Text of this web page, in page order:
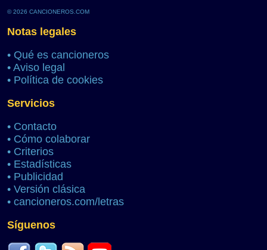
© 2026 CANCIONEROS.COM
Notas legales
• Qué es cancioneros
• Aviso legal
• Política de cookies
Servicios
• Contacto
• Cómo colaborar
• Criterios
• Estadísticas
• Publicidad
• Versión clásica
• cancioneros.com/letras
Síguenos